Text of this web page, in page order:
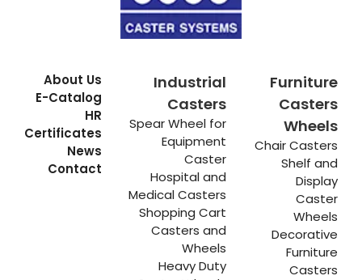
Furniture
Casters
Wheels
Chair Casters
Shelf and
Display
Caster
Wheels
Decorative
Furniture
Casters
Industrial
Casters
Spear Wheel for
Equipment
Caster
Hospital and
Medical Casters
Shopping Cart
Casters and
Wheels
Heavy Duty
About Us
E-Catalog
HR
Certificates
News
Contact